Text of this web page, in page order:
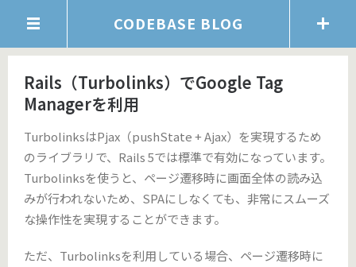
CODEBASE BLOG
Rails（Turbolinks）でGoogle Tag
Managerを利用
TurbolinksはPjax（pushState + Ajax）を実現するため
のライブラリで、Rails 5では標準で有効になっています。
Turbolinksを使うと、ページ遷移時に画面全体の読み込
みが行われないため、SPAにしなくても、非常にスムーズ
な操作性を実現することができます。
ただ、Turbolinksを利用している場合、ページ遷移時に